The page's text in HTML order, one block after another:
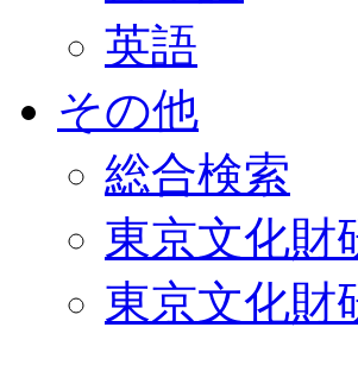
英語
その他
総合検索
東京文化財
東京文化財